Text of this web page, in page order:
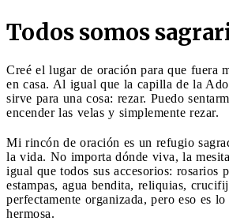
Todos somos
Creé el lugar de oración para que fuera
en casa. Al igual que la capilla de la
sirve para una cosa: rezar. Puedo
encender las velas y simplemente rezar.
Mi rincón de oración es un refugio
la vida. No importa dónde viva, la
igual que todos sus accesorios: rosarios
estampas, agua bendita, reliquias,
perfectamente organizada, pero eso es
hermosa.